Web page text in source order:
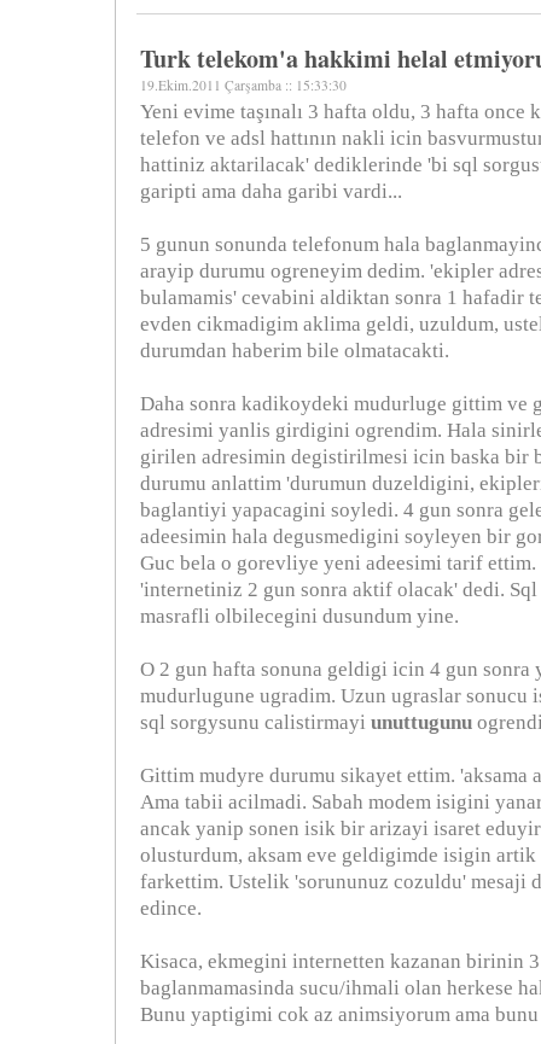
Turk telekom'a hakkimi helal
19.Ekim.2011 Çarşamba :: 15:33:30
Yeni evime taşınalı 3 hafta oldu, 3 hafta once
telefon ve adsl hattının nakli icin
hattiniz aktarilacak' dediklerinde 'bi sql
garipti ama daha garibi vardi...
5 gunun sonunda telefonum hala
arayip durumu ogreneyim dedim. 'ekipler
bulamamis' cevabini aldiktan sonra 1 hafadir
evden cikmadigim aklima geldi, uzuldum,
durumdan haberim bile olmatacakti.
Daha sonra kadikoydeki mudurluge gittim ve
adresimi yanlis girdigini ogrendim. Hala
girilen adresimin degistirilmesi icin baska bir
durumu anlattim 'durumun duzeldigini,
baglantiyi yapacagini soyledi. 4 gun sonra
adeesimin hala degusmedigini soyleyen bir
Guc bela o gorevliye yeni adeesimi tarif
'internetiniz 2 gun sonra aktif olacak' dedi.
masrafli olbilecegini dusundum yine.
O 2 gun hafta sonuna geldigi icin 4 gun sonra
mudurlugune ugradim. Uzun ugraslar sonucu
sql sorgysunu calistirmayi unuttugunu
Gittim mudyre durumu sikayet ettim. 'aksama
Ama tabii acilmadi. Sabah modem isigini
ancak yanip sonen isik bir arizayi isaret
olusturdum, aksam eve geldigimde isigin
farkettim. Ustelik 'sorununuz cozuldu' mesaji
edince.
Kisaca, ekmegini internetten kazanan birinin
baglanmamasinda sucu/ihmali olan herkese
Bunu yaptigimi cok az animsiyorum ama